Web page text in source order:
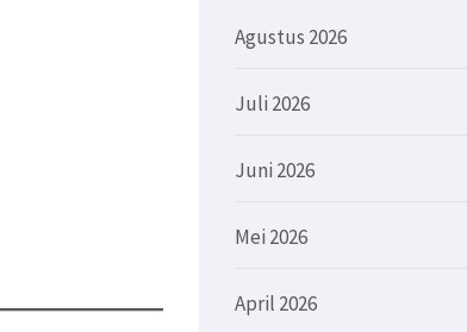
Agustus 2026
Juli 2026
Juni 2026
Mei 2026
April 2026